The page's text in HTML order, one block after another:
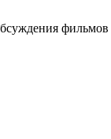
фильмов